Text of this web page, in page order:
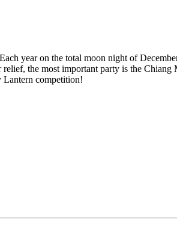
year on the total moon night of
the most important party is the
Lantern competition!